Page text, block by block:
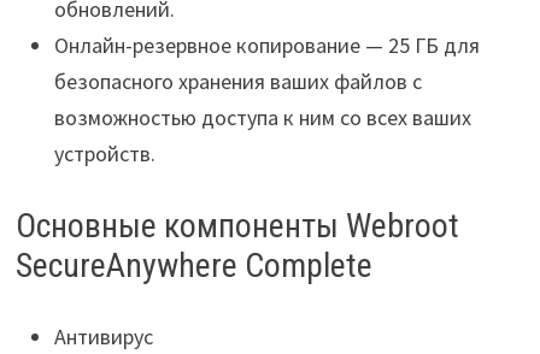
обновлений.
Онлайн-резервное копирование — 25 ГБ для
безопасного хранения ваших файлов с
возможностью доступа к ним со всех ваших
устройств.
Основные компоненты Webroot
SecureAnywhere Complete
Антивирус